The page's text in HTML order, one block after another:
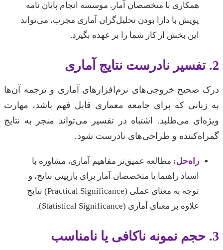
همکاری با متخصصان آمار. موسسه انجام پایان نامه
پویش با دارا بودن تحلیل‌گران آماری مجرب، می‌تواند
این بخش از کار شما را بر عهده بگیرد.
2. تفسیر نادرست نتایج آماری
درک صحیح خروجی‌های نرم‌افزارهای آماری و ترجمه آن‌ها
به زبانی که برای جامعه معماری قابل فهم باشد، مهارت
ویژه‌ای می‌طلبد. اشتباه در تفسیر می‌تواند منجر به نتایج
گمراه‌کننده و طراحی‌های نادرست شود.
راه‌حل: مطالعه عمیق‌تر مفاهیم آماری، مشاوره با
استاد راهنما یا متخصصان آمار برای بازبینی نتایج، و
توجه به معنای عملی (Practical Significance) نتایج
علاوه بر معنای آماری (Statistical Significance).
3. حجم نمونه ناکافی یا نامناسب